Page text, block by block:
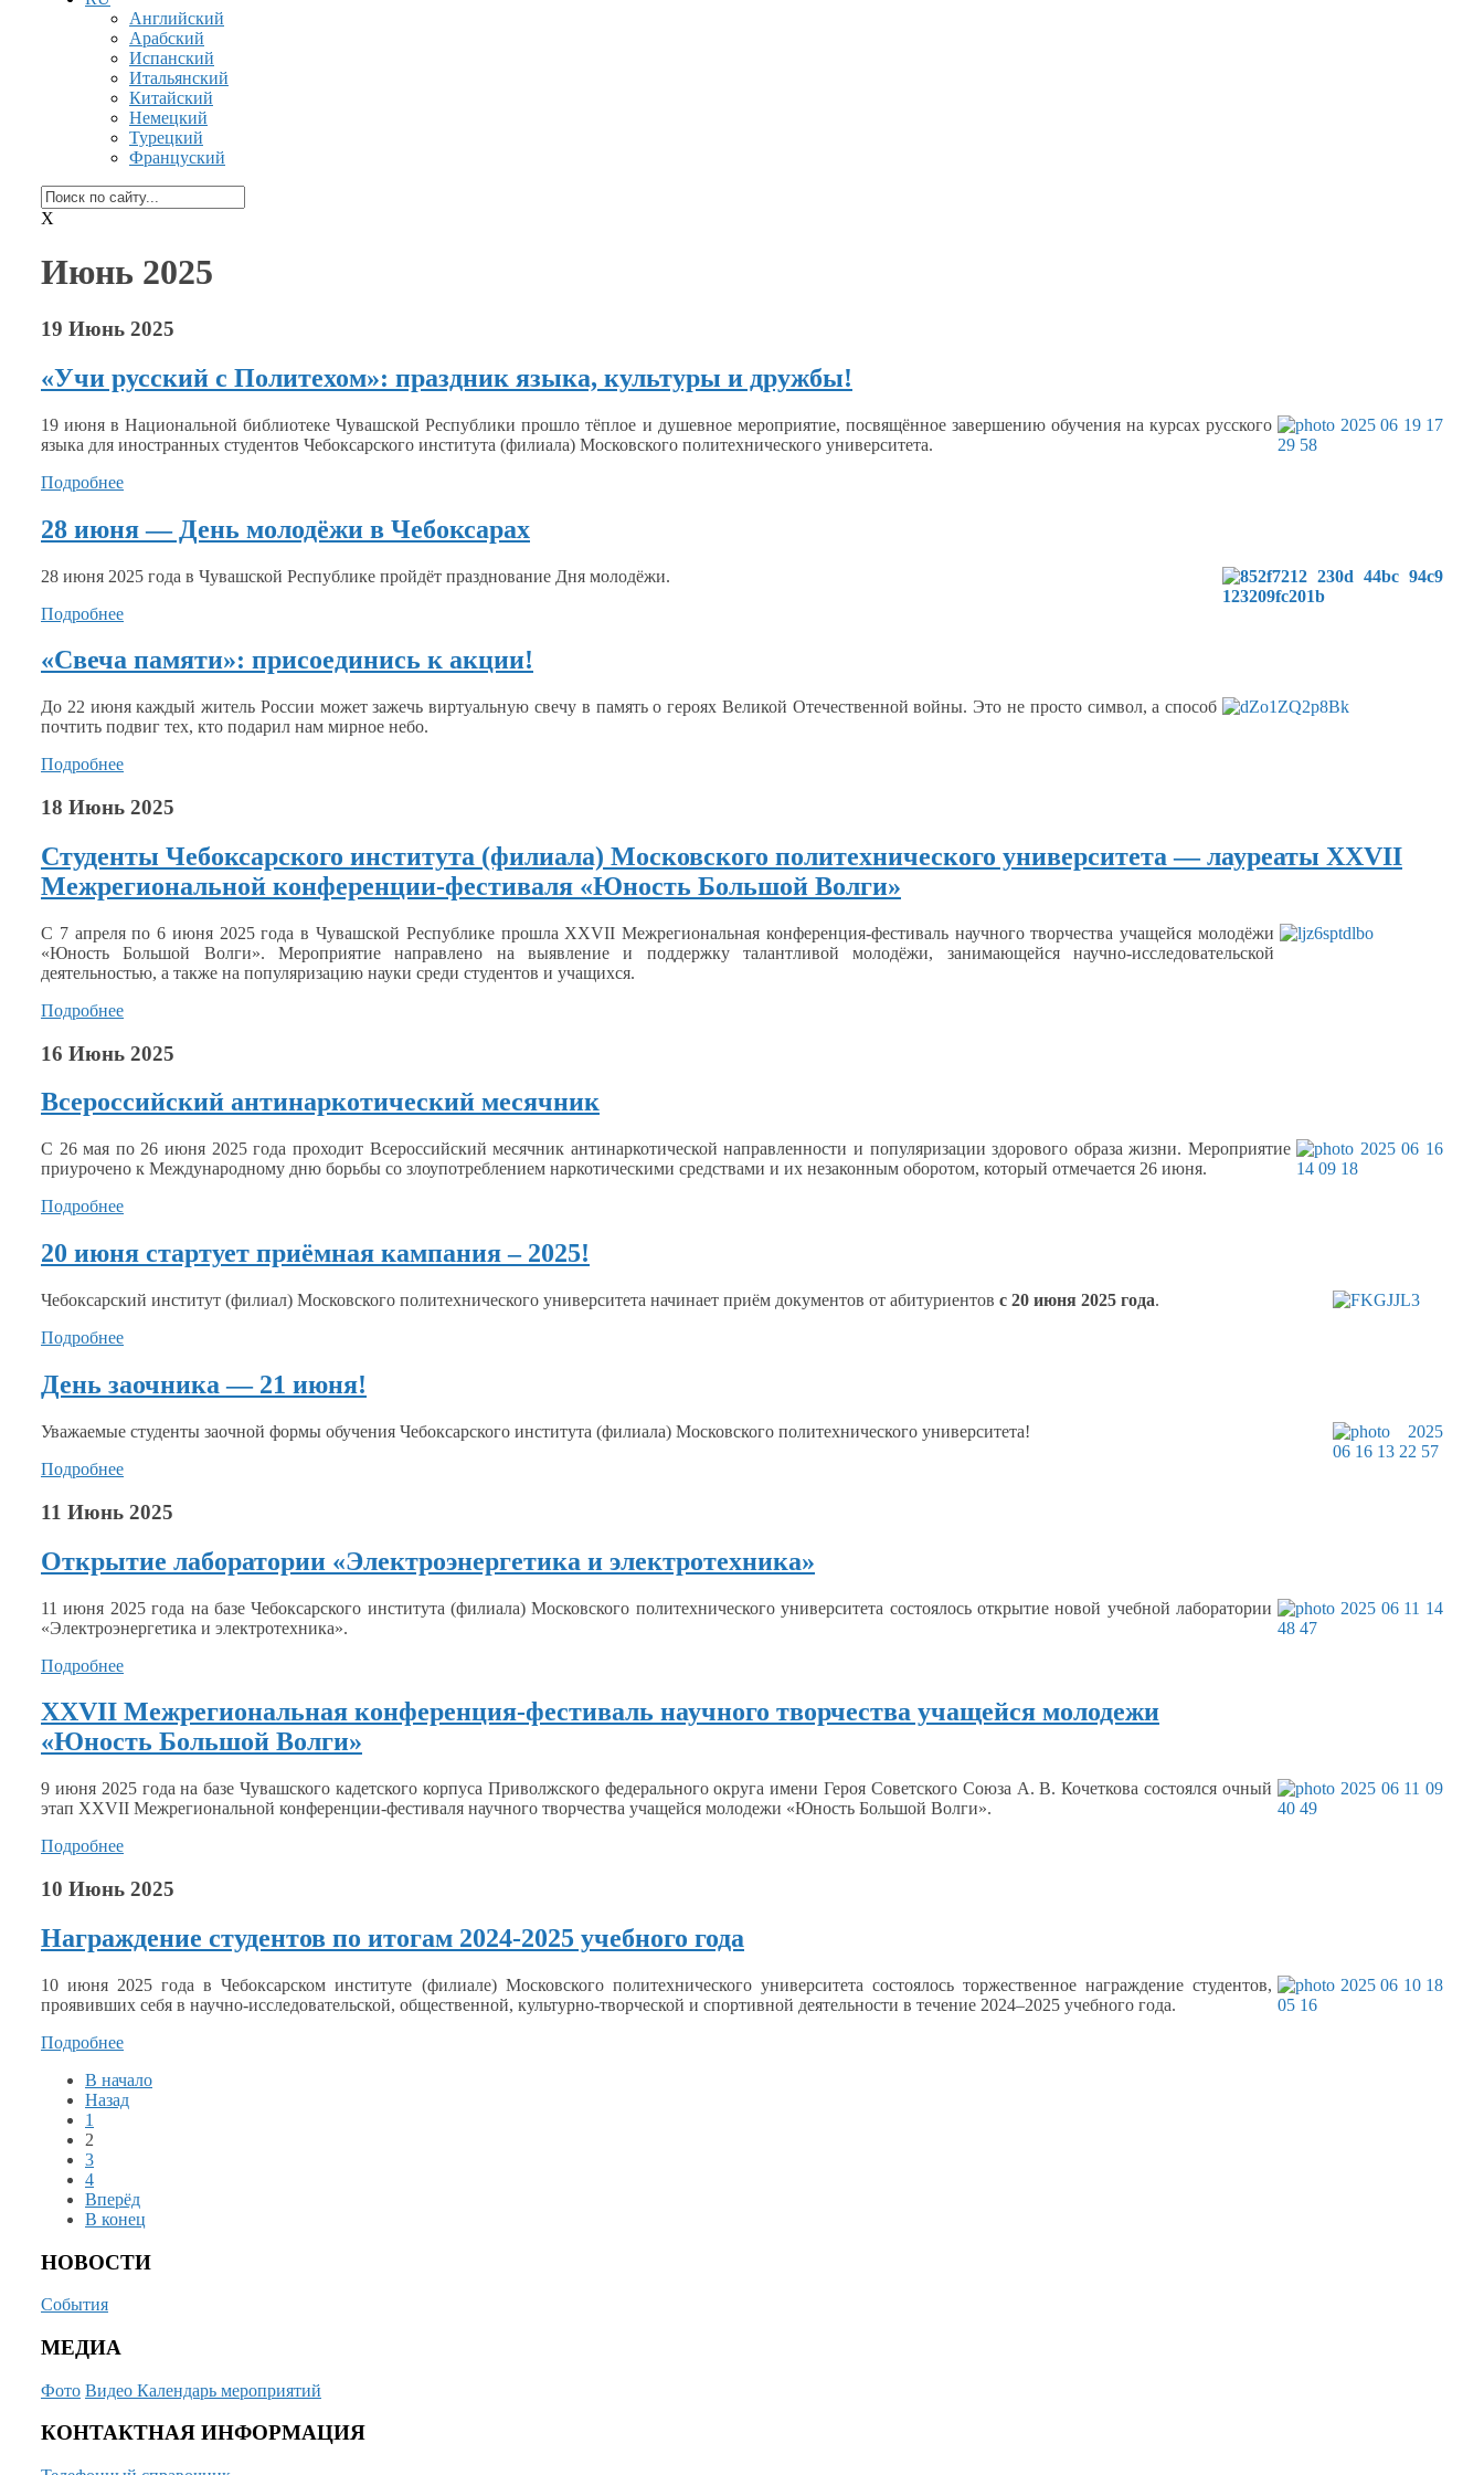
Английский
Арабский
Испанский
Итальянский
Китайский
Немецкий
Турецкий
Француский
X
Июнь 2025
19 Июнь 2025
«Учи русский с Политехом»: праздник языка, культуры и дружбы!
19 июняв Национальной библиотеке Чувашской Республики прошло тёплое и душевноемероприятие, посвящённое завершению обучения на курсахрусского
языка для иностранных студентов Чебоксарского института (филиала) Московского политехнического университета.
Подробнее
28 июня — День молодёжи в Чебоксарах
28 июня 2025 года в Чувашской Республике пройдёт празднование Дня молодёжи.
Подробнее
«Свеча памяти»: присоединись к акции!
До 22 июнякаждый житель России может зажечь виртуальную свечу в память о героях Великой Отечественной войны. Это не простосимвол,а способ
почтить подвиг тех, кто подарил нам мирное небо.
Подробнее
18 Июнь 2025
Студенты Чебоксарского института (филиала) Московского политехнического университета — лауреаты XXVII
Межрегиональной конференции-фестиваля «Юность Большой Волги»
С 7 апреляпо6 июня 2025 года в Чувашской Республике прошла XXVII Межрегиональная конференция-фестиваль научного творчества учащейся молодёжи
«Юность Большой Волги». Мероприятие направлено на выявление и поддержкуталантливой молодёжи, занимающейся научно-исследовательской
деятельностью, а также на популяризацию науки среди студентов и учащихся.
Подробнее
16 Июнь 2025
Всероссийский антинаркотический месячник
С 26 мая по 26 июня 2025 года проходит Всероссийский месячник антинаркотической направленностии популяризации здорового образа жизни. Мероприятие
приурочено к Международному дню борьбы со злоупотреблением наркотическими средствами и их незаконным оборотом, который отмечается 26 июня.
Подробнее
20 июня стартует приёмная кампания – 2025!
Чебоксарский институт (филиал) Московского политехнического университета начинает приём документов от абитуриентов с 20 июня 2025 года.
Подробнее
День заочника — 21 июня!
Уважаемые студенты заочной формы обучения Чебоксарского института (филиала) Московского политехнического университета!
Подробнее
11 Июнь 2025
Открытие лаборатории «Электроэнергетика и электротехника»
11 июня 2025 года на базеЧебоксарского института (филиала) Московского политехнического университета состоялось открытие новой учебной лаборатории
«Электроэнергетика и электротехника».
Подробнее
XXVII Межрегиональная конференция-фестиваль научного творчества учащейся молодежи
«Юность Большой Волги»
9 июня 2025 года на базе Чувашского кадетского корпуса Приволжского федерального округа имени Героя Советского Союза А. В. Кочеткова состоялся очный
этап XXVII Межрегиональной конференции-фестиваля научного творчества учащейся молодежи «Юность Большой Волги».
Подробнее
10 Июнь 2025
Награждение студентов по итогам 2024-2025 учебного года
10 июня 2025 года в Чебоксарском институте (филиале) Московского политехнического университета состоялось торжественное награждение студентов,
проявивших себя в научно-исследовательской, общественной, культурно-творческой и спортивной деятельности в течение 2024–2025 учебного года.
Подробнее
В начало
Назад
1
2
3
4
Вперёд
В конец
НОВОСТИ
События
МЕДИА
Фото Видео Календарь мероприятий
КОНТАКТНАЯ ИНФОРМАЦИЯ